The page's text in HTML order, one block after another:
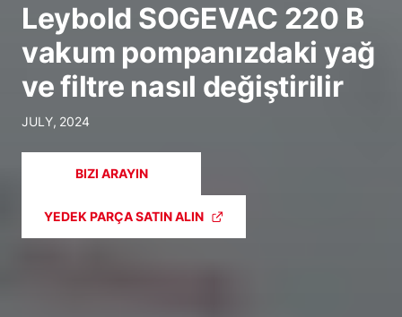
Leybold SOGEVAC 220 B
vakum pompanızdaki yağ
ve filtre nasıl değiştirilir
JULY, 2024
BIZI ARAYIN
YEDEK PARÇA SATIN ALIN